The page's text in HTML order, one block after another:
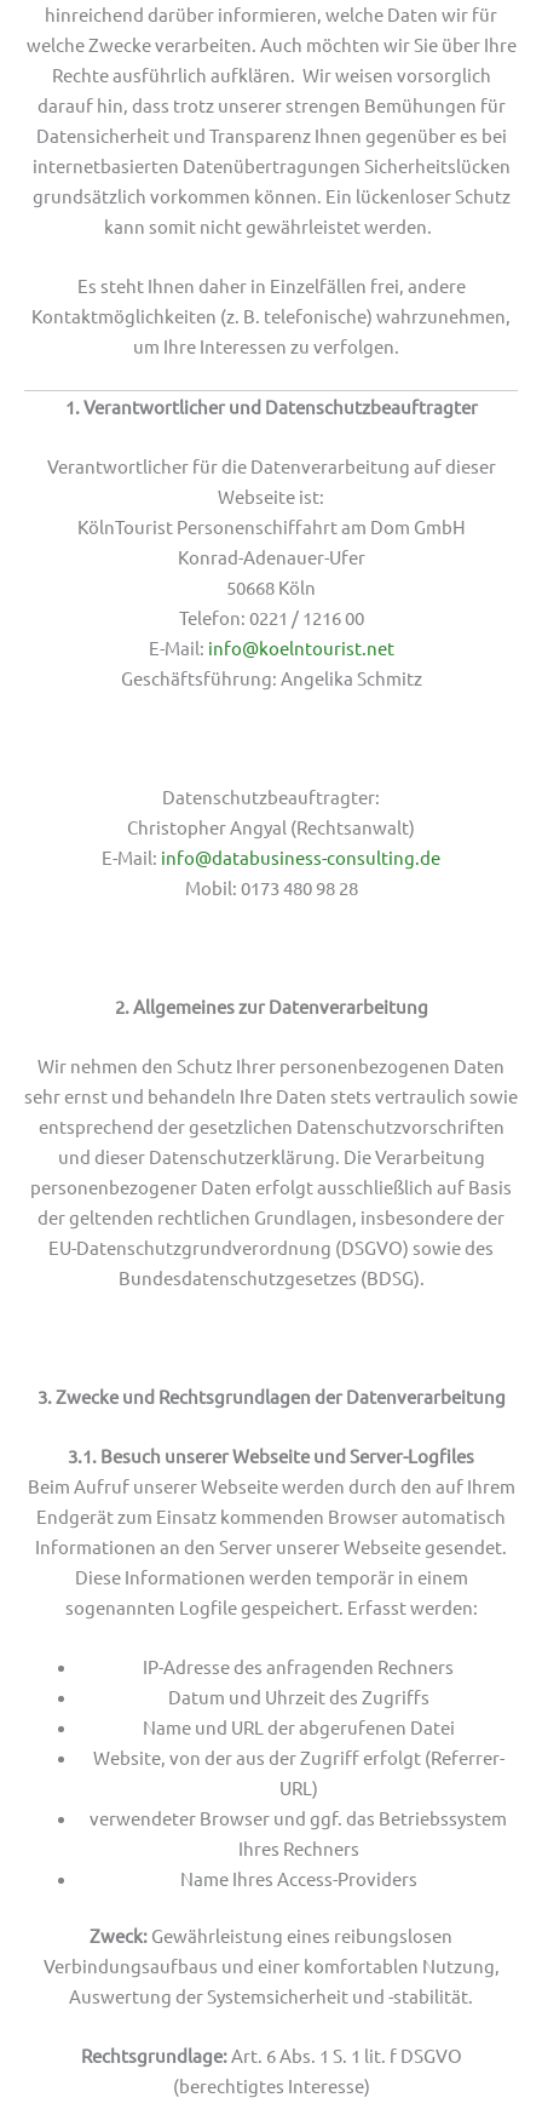
hinreichend darüber informieren, welche Daten wir für
welche Zwecke verarbeiten. Auch möchten wir Sie über Ihre
Rechte ausführlich aufklären. Wir weisen vorsorglich
darauf hin, dass trotz unserer strengen Bemühungen für
Datensicherheit und Transparenz Ihnen gegenüber es bei
internetbasierten Datenübertragungen Sicherheitslücken
grundsätzlich vorkommen können. Ein lückenloser Schutz
kann somit nicht gewährleistet werden.
Es steht Ihnen daher in Einzelfällen frei, andere
Kontaktmöglichkeiten (z. B. telefonische) wahrzunehmen,
um Ihre Interessen zu verfolgen.
1. Verantwortlicher und Datenschutzbeauftragter
Verantwortlicher für die Datenverarbeitung auf dieser
Webseite ist:
KölnTourist Personenschiffahrt am Dom GmbH
Konrad-Adenauer-Ufer
50668 Köln
Telefon: 0221 / 1216 00
E-Mail: info@koelntourist.net
Geschäftsführung: Angelika Schmitz
Datenschutzbeauftragter:
Christopher Angyal (Rechtsanwalt)
E-Mail: info@databusiness-consulting.de
Mobil: 0173 480 98 28
2. Allgemeines zur Datenverarbeitung
Wir nehmen den Schutz Ihrer personenbezogenen Daten
sehr ernst und behandeln Ihre Daten stets vertraulich sowie
entsprechend der gesetzlichen Datenschutzvorschriften
und dieser Datenschutzerklärung. Die Verarbeitung
personenbezogener Daten erfolgt ausschließlich auf Basis
der geltenden rechtlichen Grundlagen, insbesondere der
EU-Datenschutzgrundverordnung (DSGVO) sowie des
Bundesdatenschutzgesetzes (BDSG).
3. Zwecke und Rechtsgrundlagen der Datenverarbeitung
3.1. Besuch unserer Webseite und Server-Logfiles
Beim Aufruf unserer Webseite werden durch den auf Ihrem
Endgerät zum Einsatz kommenden Browser automatisch
Informationen an den Server unserer Webseite gesendet.
Diese Informationen werden temporär in einem
sogenannten Logfile gespeichert. Erfasst werden:
IP-Adresse des anfragenden Rechners
Datum und Uhrzeit des Zugriffs
Name und URL der abgerufenen Datei
Website, von der aus der Zugriff erfolgt (Referrer-
URL)
verwendeter Browser und ggf. das Betriebssystem
Ihres Rechners
Name Ihres Access-Providers
Zweck: Gewährleistung eines reibungslosen
Verbindungsaufbaus und einer komfortablen Nutzung,
Auswertung der Systemsicherheit und -stabilität.
Rechtsgrundlage:Art. 6 Abs. 1 S. 1 lit. f DSGVO
(berechtigtes Interesse)